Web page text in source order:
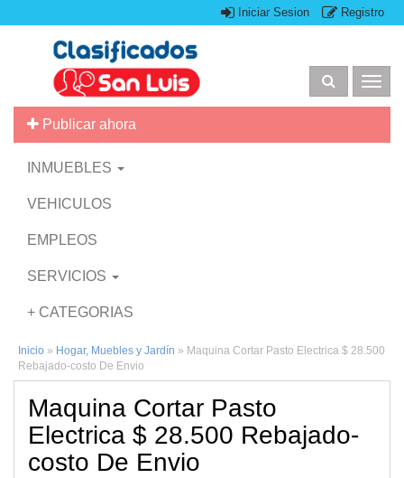
Iniciar Sesion Registro
Publicar ahora
INMUEBLES
VEHICULOS
EMPLEOS
SERVICIOS
+ CATEGORIAS
Inicio » Hogar, Muebles y Jardín » Maquina Cortar Pasto Electrica $ 28.500
Rebajado-costo De Envio
Maquina Cortar Pasto
Electrica $ 28.500 Rebajado-
costo De Envio